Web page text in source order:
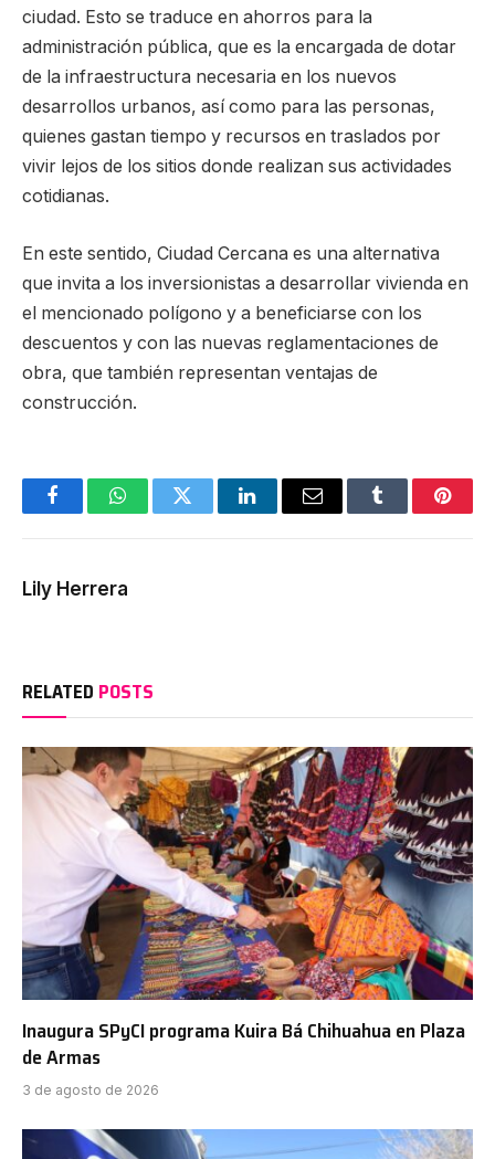
ciudad. Esto se traduce en ahorros para la
administración pública, que es la encargada de dotar
de la infraestructura necesaria en los nuevos
desarrollos urbanos, así como para las personas,
quienes gastan tiempo y recursos en traslados por
vivir lejos de los sitios donde realizan sus actividades
cotidianas.
En este sentido, Ciudad Cercana es una alternativa
que invita a los inversionistas a desarrollar vivienda en
el mencionado polígono y a beneficiarse con los
descuentos y con las nuevas reglamentaciones de
obra, que también representan ventajas de
construcción.
FacebookWhatsAppTwitter LinkedInEmail Tumblr
Lily Herrera
RELATED POSTS
Inaugura SPyCI programa Kuira Bá Chihuahua en Plaza
de Armas
3 de agosto de 2026